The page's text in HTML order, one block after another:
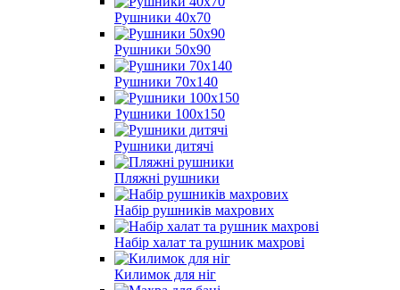
Рушники 40х70
Рушники 50х90
Рушники 70х140
Рушники 100х150
Рушники дитячі
Пляжні рушники
Набір рушників махрових
Набір халат та рушник махрові
Килимок для ніг